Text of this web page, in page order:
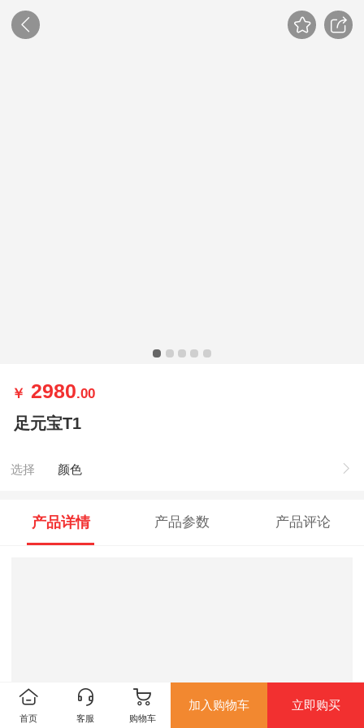
￥ 2980.00
足元宝T1
选择 颜色
产品详情 产品参数 产品评论
首页 客服 购物车
加入购物车 立即购买